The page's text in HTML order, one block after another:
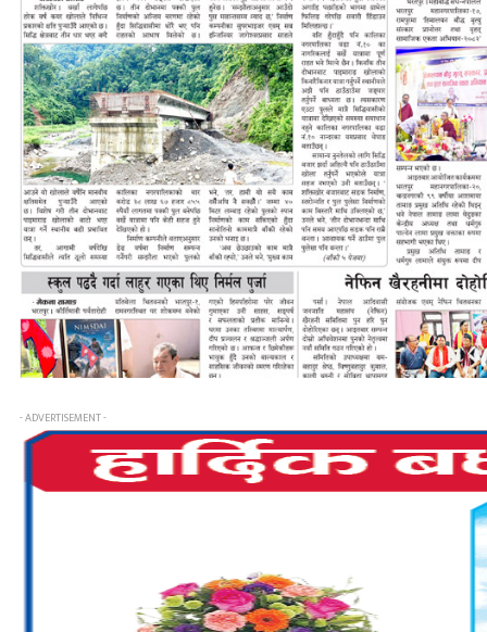
- ADVERTISEMENT -